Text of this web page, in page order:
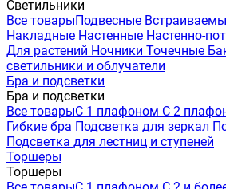
Светильники
Все товарыПодвесные
Накладные Настенные Настенно-
Для растений Ночники Точечные
светильники и облучатели
Бра и подсветки
Бра и подсветки
Все товарыС 1 плафоном С 2
Гибкие бра Подсветка для зеркал
Подсветка для лестниц и ступеней
Торшеры
Торшеры